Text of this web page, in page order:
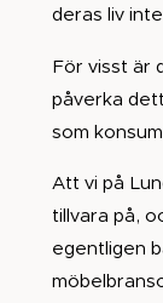
deras liv
För visst är
påverka
som
Att vi på
tillvara på,
egentligen